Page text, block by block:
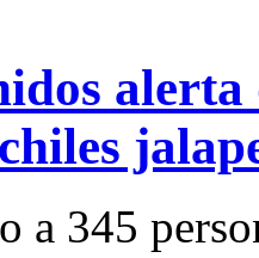
alerta
a 345